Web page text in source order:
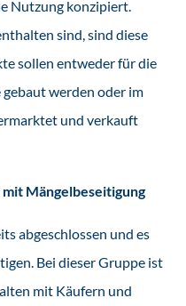
Nutzung konzipiert.
sind, sind diese
sollen entweder für die
werden oder im
und verkauft
Mängelbeseitigung
abgeschlossen und es
Bei dieser Gruppe ist
mit Käufern und